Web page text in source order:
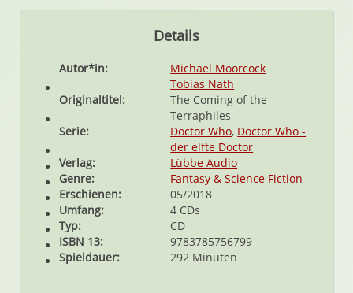
Details
Autor*in:
Michael Moorcock
Tobias Nath
Originaltitel:
The Coming of the
Terraphiles
Serie:
Doctor Who, Doctor Who -
der elfte Doctor
Verlag:
Lübbe Audio
Genre:
Fantasy & Science Fiction
Erschienen:
05/2018
Umfang:
4 CDs
Typ:
CD
ISBN 13:
9783785756799
Spieldauer:
292 Minuten